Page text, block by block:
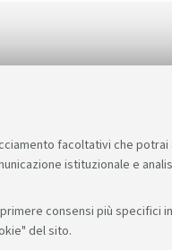
facoltativi che
istituzionale e
consensi più specifici
del sito.